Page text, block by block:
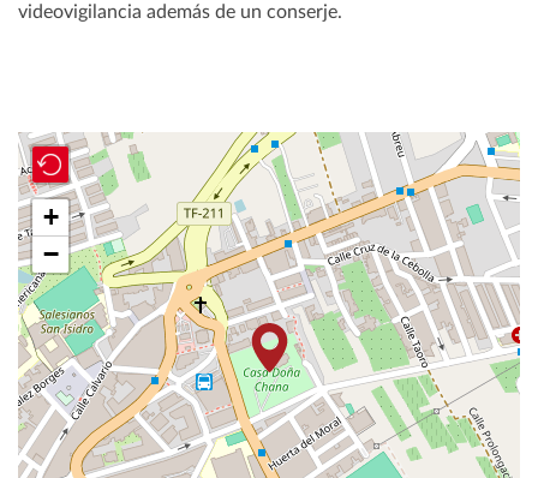
videovigilancia además de un conserje.
+
−